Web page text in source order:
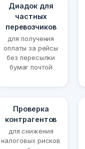
Диадок для
частных
перевозчиков
для получения
оплаты за рейсы
без пересылки
бумаг почтой
Проверка
контрагентов
для снижения
налоговых рисков